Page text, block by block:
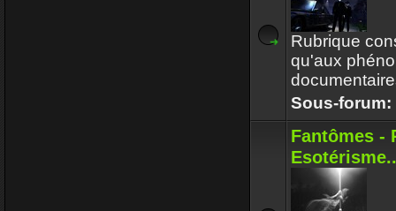
Rubrique
qu'aux
Sous-forum:
Fantômes -